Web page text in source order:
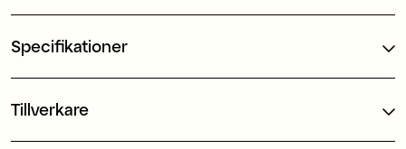
Specifikationer
Tillverkare